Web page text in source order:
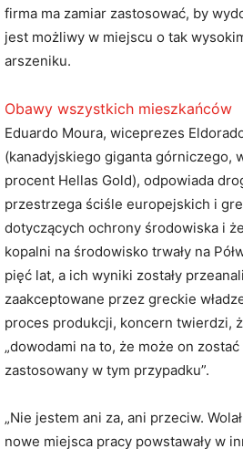
firma ma zamiar zastosować, by
jest możliwy w miejscu o tak
arszeniku.
Obawy wszystkich mieszkańców
Eduardo Moura, wiceprezes
(kanadyjskiego giganta górniczego,
procent Hellas Gold), odpowiada
przestrzega ściśle europejskich i
dotyczących ochrony środowiska i
kopalni na środowisko trwały na
pięć lat, a ich wyniki zostały
zaakceptowane przez greckie
proces produkcji, koncern twierdzi,
„dowodami na to, że może on
zastosowany w tym przypadku”.
„Nie jestem ani za, ani przeciw.
nowe miejsca pracy powstawały w